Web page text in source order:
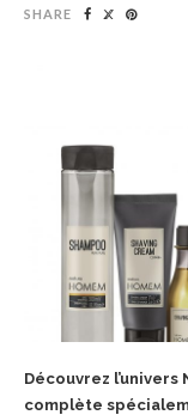
SHARE
Découvrez l’univers
complète